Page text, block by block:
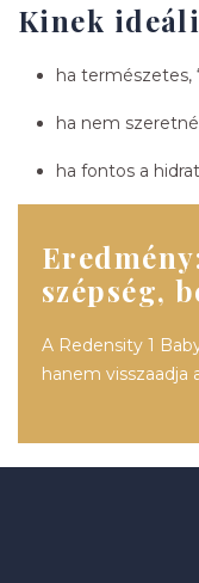
Kinek
ha természetes,
ha nem
ha fontos a
szépség,
A Redensity 1
hanem visszaadja